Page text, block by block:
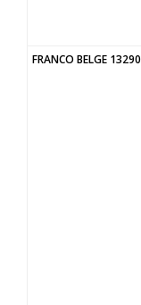
FRANCO BELGE 13290